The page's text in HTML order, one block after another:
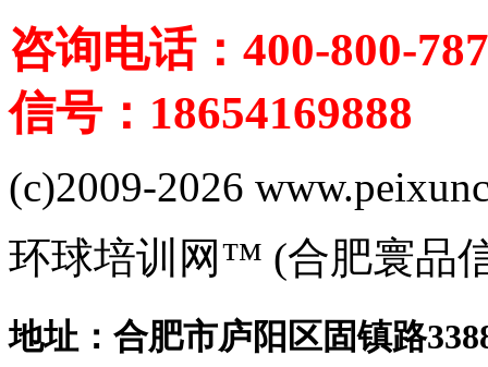
咨询电话：400-800-
信号：18654169888
(c)2009-2026
环球培训网™ (合肥寰品
地址：合肥市庐阳区固镇路